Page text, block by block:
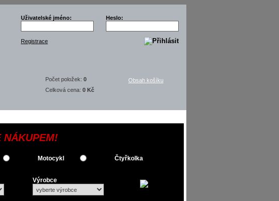
Uživatelské jméno: Heslo:
Registrace
Počet položek: 0
Celková cena: 0 Kč
Obsah košíku
NÁKUPEM!
Motocykl Čtyřkolka
Výrobce